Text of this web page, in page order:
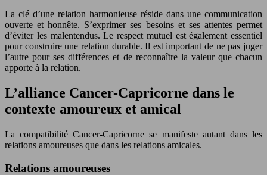
La clé d’une relation harmonieuse réside dans une communication
ouverte et honnête. S’exprimer ses besoins et ses attentes permet
d’éviter les malentendus. Le respect mutuel est également essentiel
pour construire une relation durable. Il est important de ne pas juger
l’autre pour ses différences et de reconnaître la valeur que chacun
apporte à la relation.
L’alliance Cancer-Capricorne dans le
contexte amoureux et amical
La compatibilité Cancer-Capricorne se manifeste autant dans les
relations amoureuses que dans les relations amicales.
Relations amoureuses